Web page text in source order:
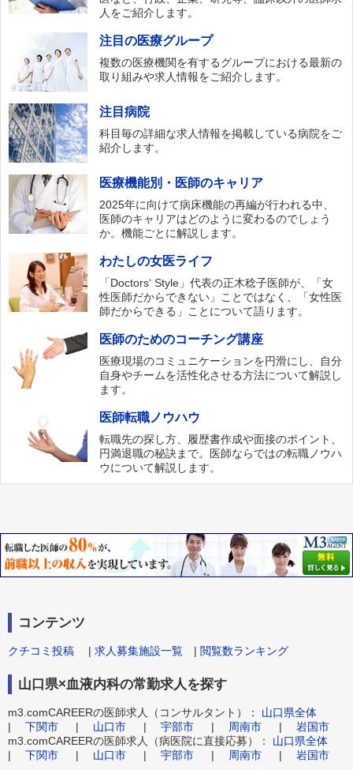
人をご紹介します。
注目の医療グループ
複数の医療機関を有するグループにおける最新の
取り組みや求人情報をご紹介します。
注目病院
科目毎の詳細な求人情報を掲載している病院をご
紹介します。
医療機能別・医師のキャリア
2025年に向けて病床機能の再編が行われる中、
医師のキャリアはどのように変わるのでしょう
か。機能ごとに解説します。
わたしの女医ライフ
「Doctors‘ Style」代表の正木稔子医師が、「女
性医師だからできない」ことではなく、「女性医
師だからできる」ことについて語ります。
医師のためのコーチング講座
医療現場のコミュニケーションを円滑にし、自分
自身やチームを活性化させる方法について解説し
ます。
医師転職ノウハウ
転職先の探し方、履歴書作成や面接のポイント、
円満退職の秘訣まで。医師ならではの転職ノウハ
ウについて解説します。
コンテンツ
クチコミ投稿 | 求人募集施設一覧 | 閲覧数ランキング
山口県×血液内科の常勤求人を探す
m3.comCAREERの医師求人（コンサルタント）： 山口県全体
| 下関市 | 山口市 | 宇部市 | 周南市 | 岩国市
m3.comCAREERの医師求人（病医院に直接応募）： 山口県全体
| 下関市 | 山口市 | 宇部市 | 周南市 | 岩国市